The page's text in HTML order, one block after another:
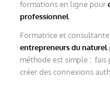
formations en ligne pour
professionnel.
Formatrice et
entrepreneurs du naturel
méthode est simple :
créer des connexions